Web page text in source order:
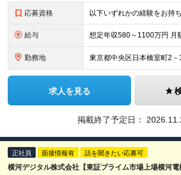
応募資格
給与
勤務地
求人を見る
掲載終了予定日：
正社員 面接情報有 話を聞きたい応募可
横河デジタル株式会社【東証プライム市場上場横河電